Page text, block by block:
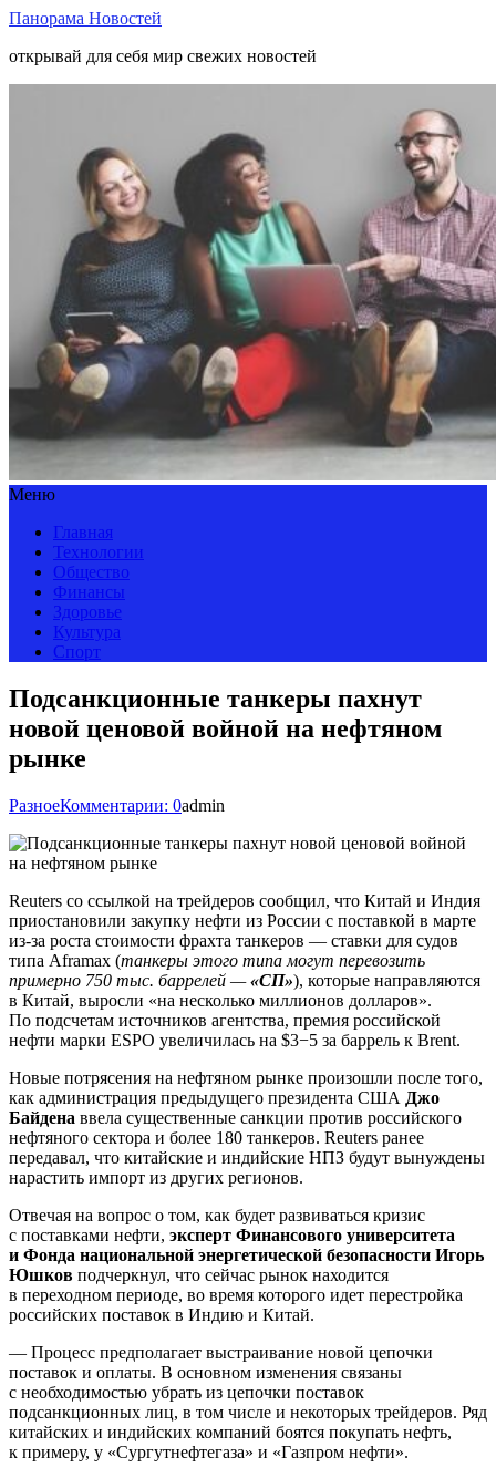
Панорама Новостей
открывай для себя мир свежих новостей
Меню
Главная
Технологии
Общество
Финансы
Здоровье
Культура
Спорт
Подсанкционные танкеры пахнут
новой ценовой войной на нефтяном
рынке
РазноеКомментарии: 0admin
Reuters со ссылкой на трейдеров сообщил, что Китай и Индия
приостановили закупку нефти из России с поставкой в марте
из-за роста стоимости фрахта танкеров — ставки для судов
типа Aframax (танкеры этого типа могут перевозить
примерно 750 тыс. баррелей —«СП»), которые направляются
в Китай, выросли «на несколько миллионов долларов».
По подсчетам источников агентства, премия российской
нефти марки ESPO увеличилась на $3−5 за баррель к Brent.
Новые потрясения на нефтяном рынке произошли после того,
как администрация предыдущего президента США Джо
Байдена ввела существенные санкции против российского
нефтяного сектора и более 180 танкеров. Reuters ранее
передавал, что китайские и индийские НПЗ будут вынуждены
нарастить импорт из других регионов.
Отвечая на вопрос о том, как будет развиваться кризис
с поставками нефти, эксперт Финансового университета
и Фонда национальной энергетической безопасности Игорь
Юшков подчеркнул, что сейчас рынок находится
в переходном периоде, во время которого идет перестройка
российских поставок в Индию и Китай.
— Процесс предполагает выстраивание новой цепочки
поставок и оплаты. В основном изменения связаны
с необходимостью убрать из цепочки поставок
подсанкционных лиц, в том числе и некоторых трейдеров. Ряд
китайских и индийских компаний боятся покупать нефть,
к примеру, у «Сургутнефтегаза» и «Газпром нефти».